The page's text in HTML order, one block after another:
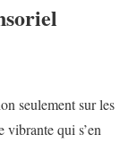
seulement sur les
vibrante qui s’en